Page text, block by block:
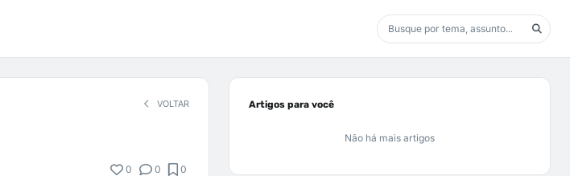
VOLTAR
0 0 0
Artigos para você
Não há mais artigos